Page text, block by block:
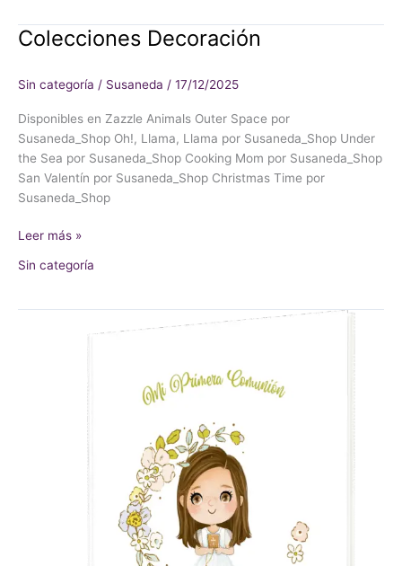
Colecciones Decoración
Sin categoría / Susaneda / 17/12/2025
Disponibles en Zazzle Animals Outer Space por
Susaneda_Shop Oh!, Llama, Llama por Susaneda_Shop Under
the Sea por Susaneda_Shop Cooking Mom por Susaneda_Shop
San Valentín por Susaneda_Shop Christmas Time por
Susaneda_Shop
Colecciones
Leer más »
Sin categoría